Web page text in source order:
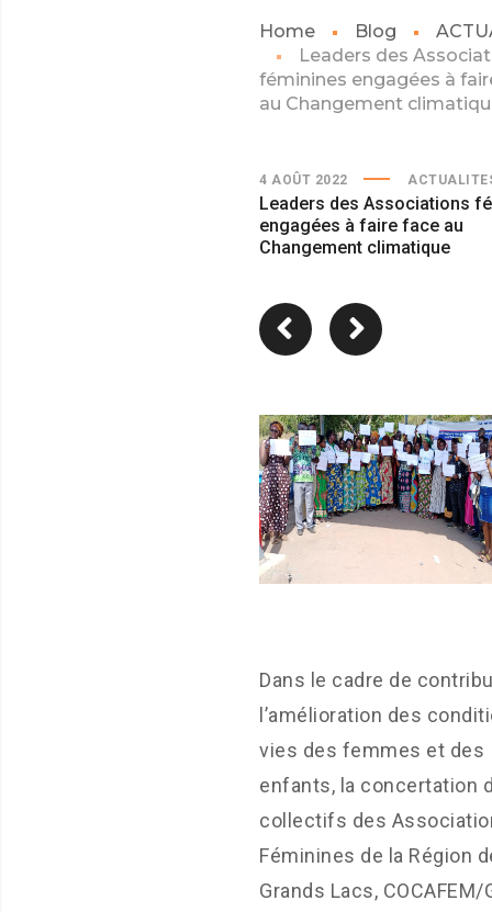
Home Blog
Leaders des
féminines engagées à
au Changement
4 AOÛT 2022
Leaders des Associations
engagées à faire face au
Changement climatique
Dans le cadre de
l’amélioration des
vies des femmes et des
enfants, la concertation
collectifs des
Féminines de la Région
Grands Lacs, COCAFEM/